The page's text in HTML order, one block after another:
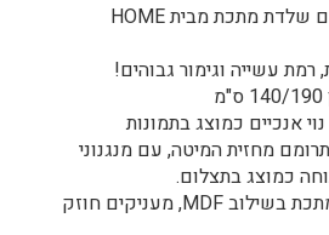
מיטה זוגית מרופדת עם שלדת מתכת מבית HOME
רמת עשייה וגימור גבוהים!
אנכיים כמוצג בתמונות
מחזית המיטה, עם מנגנוני
כמוצג בתצלום.
שלדת הארגז עשויה מתכת בשילוב MDF, מעניקים חוזק